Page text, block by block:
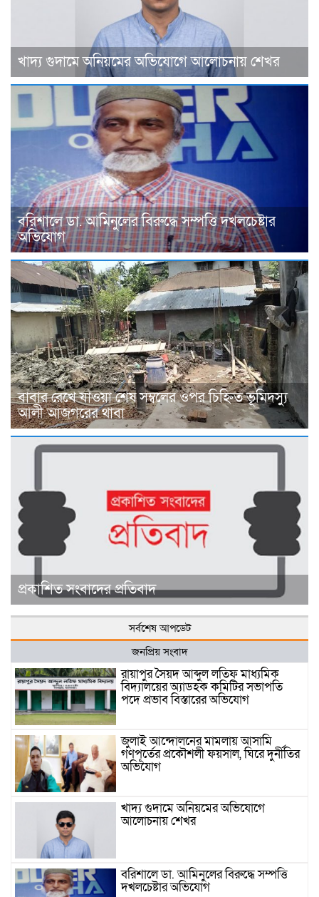
খাদ্য গুদামে অনিয়মের অভিযোগে আলোচনায় শেখর
বরিশালে ডা. আমিনুলের বিরুদ্ধে সম্পত্তি দখলচেষ্টার
অভিযোগ
বাবার রেখে যাওয়া শেষ সম্বলের ওপর চিহ্নিত ভূমিদস্যু
আলী আজগরের থাবা
প্রকাশিত সংবাদের প্রতিবাদ
সর্বশেষ আপডেট
জনপ্রিয় সংবাদ
রায়াপুর সৈয়দ আব্দুল লতিফ মাধ্যমিক
বিদ্যালয়ের অ্যাডহক কমিটির সভাপতি
পদে প্রভাব বিস্তারের অভিযোগ
জুলাই আন্দোলনের মামলায় আসামি
গণপূর্তের প্রকৌশলী ফয়সাল, ঘিরে দুর্নীতির
অভিযোগ
খাদ্য গুদামে অনিয়মের অভিযোগে
আলোচনায় শেখর
বরিশালে ডা. আমিনুলের বিরুদ্ধে সম্পত্তি
দখলচেষ্টার অভিযোগ